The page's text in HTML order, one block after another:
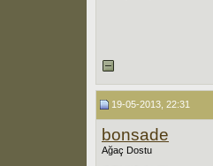
19-05-2013, 22:31
bonsade
Ağaç Dostu